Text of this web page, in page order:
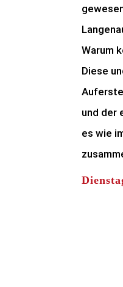
Warum
Diese
und der
es wie